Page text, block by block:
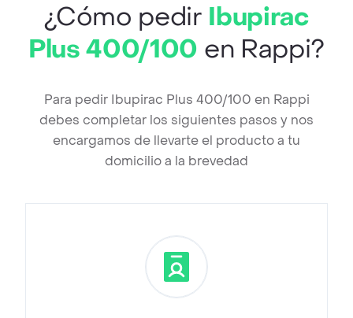
¿Cómo pedir Ibupirac
Plus 400/100 en Rappi?
Para pedir Ibupirac Plus 400/100 en Rappi
debes completar los siguientes pasos y nos
encargamos de llevarte el producto a tu
domicilio a la brevedad